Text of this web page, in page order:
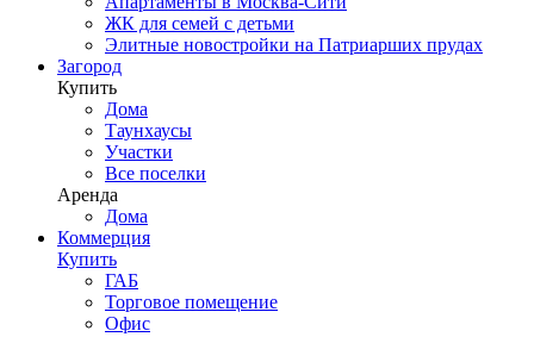
ЖК для семей с детьми
Элитные новостройки на Патриарших прудах
Загород
Купить
Дома
Таунхаусы
Участки
Все поселки
Аренда
Дома
Коммерция
Купить
ГАБ
Торговое помещение
Офис